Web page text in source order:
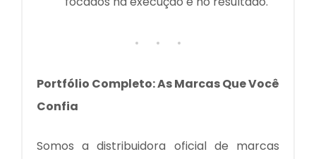
Portfólio Completo: As Marcas Que Você
Confia
Somos a distribuidora oficial de marcas